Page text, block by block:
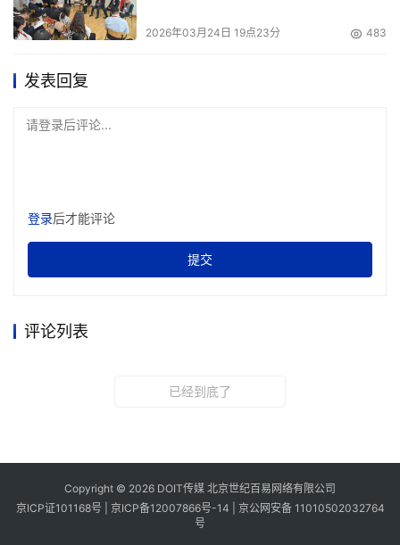
2026年03月24日 19点23分 483
发表回复
请登录后评论...
登录后才能评论
提交
评论列表
已经到底了
Copyright © 2026 DOIT传媒 北京世纪百易网络有限公司
京ICP证101168号 | 京ICP备12007866号-14
京公网安备 11010502032764
号